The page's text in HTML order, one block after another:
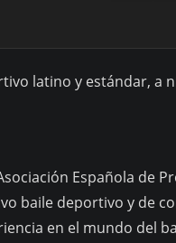
latino y estándar, a
Española de
baile deportivo y de
en el mundo del